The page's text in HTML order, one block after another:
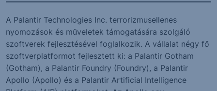
A Palantir Technologies Inc. terrorizmusellenes
nyomozások és műveletek támogatására szolgáló
szoftverek fejlesztésével foglalkozik. A vállalat négy fő
szoftverplatformot fejlesztett ki: a Palantir Gotham
(Gotham), a Palantir Foundry (Foundry), a Palantir
Apollo (Apollo) és a Palantir Artificial Intelligence